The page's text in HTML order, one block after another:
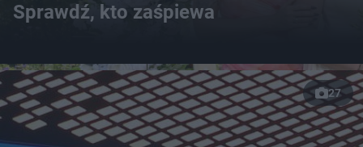
Sprawdź, kto zaśpiewa
27